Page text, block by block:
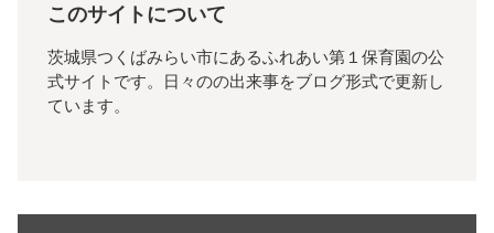
このサイトについて
茨城県つくばみらい市にあるふれあい第１保育園の公
式サイトです。日々のの出来事をブログ形式で更新し
ています。